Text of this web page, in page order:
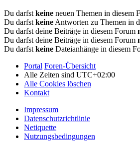
Du darfst keine neuen Themen in diesem
Du darfst keine Antworten zu Themen in
Du darfst deine Beiträge in diesem Forum
Du darfst deine Beiträge in diesem Forum
Du darfst keine Dateianhänge in diesem
Portal Foren-Übersicht
Alle Zeiten sind UTC+02:00
Alle Cookies löschen
Kontakt
Impressum
Datenschutzrichtlinie
Netiquette
Nutzungsbedingungen